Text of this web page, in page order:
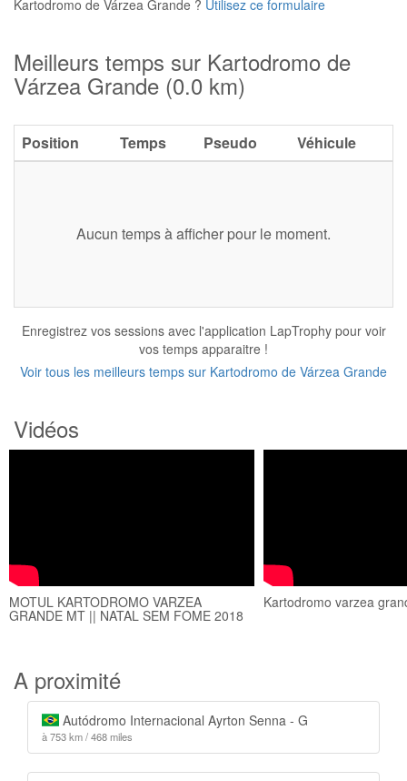
Kartodromo de Várzea Grande ? Utilisez ce formulaire
Meilleurs temps sur Kartodromo de
Várzea Grande (0.0 km)
Position Temps Pseudo Véhicule
Aucun temps à afficher pour le moment.
Enregistrez vos sessions avec l'application LapTrophy pour voir
vos temps apparaitre !
Voir tous les meilleurs temps sur Kartodromo de Várzea Grande
Vidéos
MOTUL KARTODROMO VARZEA
GRANDE MT || NATAL SEM FOME 2018
Kartodromo varzea
A proximité
Autódromo Internacional Ayrton Senna - G
à 753 km / 468 miles